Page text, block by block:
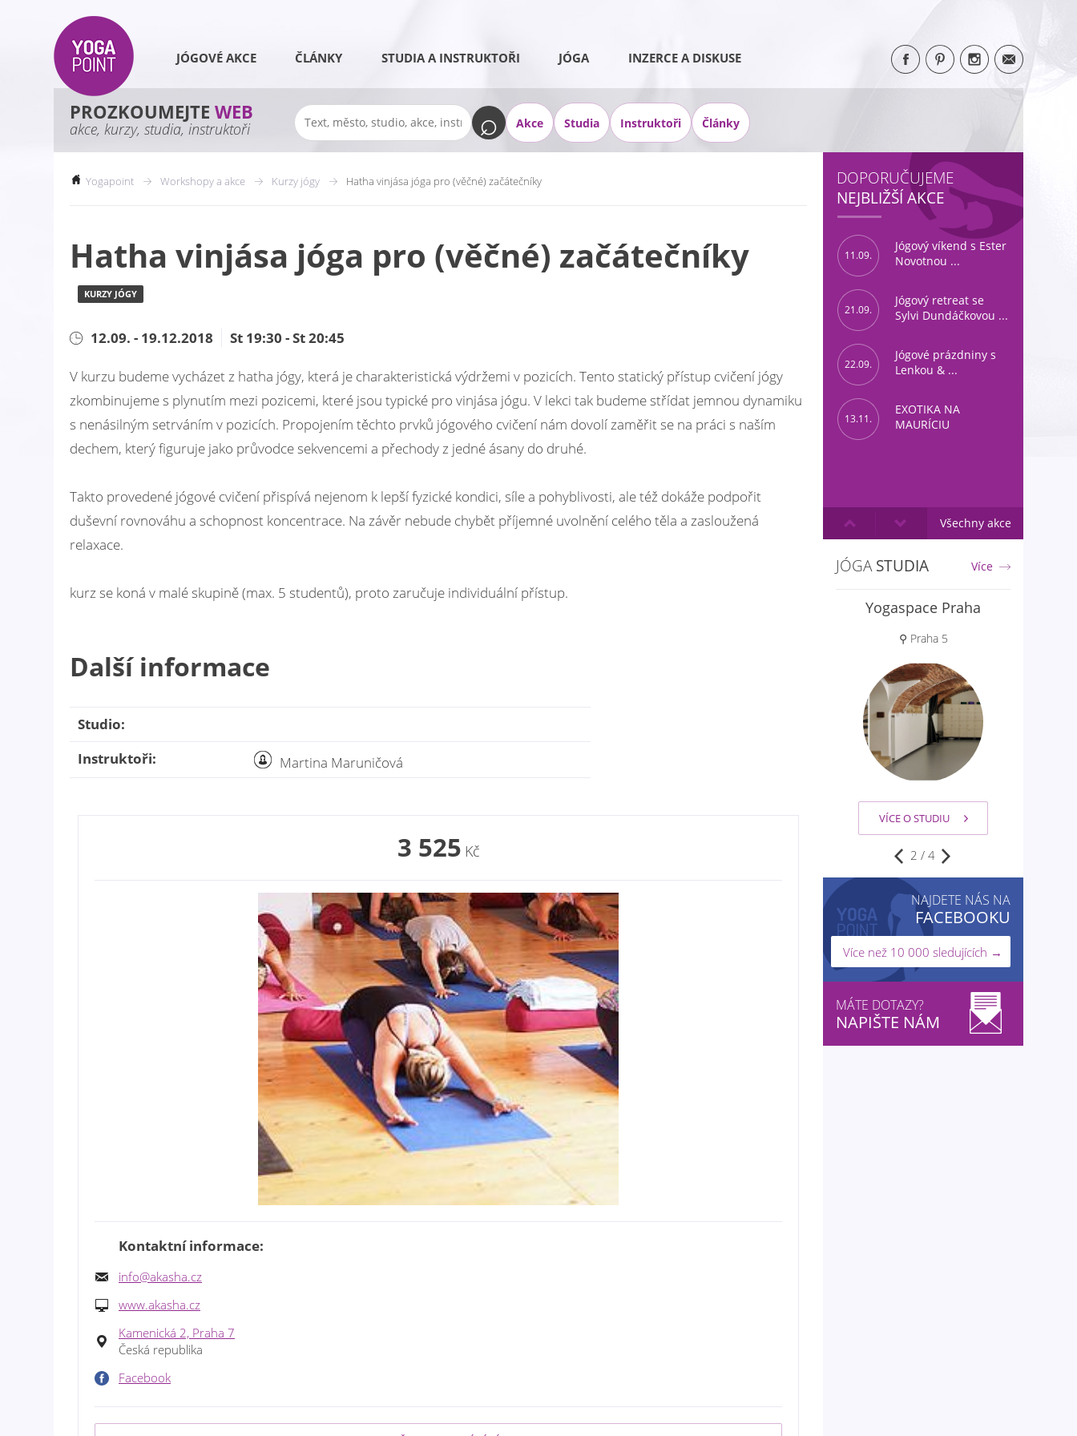
JÓGOVÉ AKCE ČLÁNKY STUDIA A INSTRUKTOŘI JÓGA INZERCE A DISKUSE
PROZKOUMEJTE WEB
akce, kurzy, studia, instruktoři Akce Studia Instruktoři Články
Yogapoint Workshopy a akce Kurzy jógy Hatha vinjása jóga pro (věčné) začátečníky
Hatha vinjása jóga pro (věčné) začátečníky
KURZY JÓGY
12.09. - 19.12.2018 St 19:30 - St 20:45
V kurzu budeme vycházet z hatha jógy, která je charakteristická výdržemi v pozicích. Tento statický přístup cvičení jógy
zkombinujeme s plynutím mezi pozicemi, které jsou typické pro vinjása jógu. V lekci tak budeme střídat jemnou dynamiku
s nenásilným setrváním v pozicích. Propojením těchto prvků jógového cvičení nám dovolí zaměřit se na práci s naším
dechem, který figuruje jako průvodce sekvencemi a přechody z jedné ásany do druhé.
Takto provedené jógové cvičení přispívá nejenom k lepší fyzické kondici, síle a pohyblivosti, ale též dokáže podpořit
duševní rovnováhu a schopnost koncentrace. Na závěr nebude chybět příjemné uvolnění celého těla a zasloužená
relaxace.
kurz se koná v malé skupině (max. 5 studentů), proto zaručuje individuální přístup.
Další informace
Studio:
Instruktoři:
Martina Maruničová
3 525 Kč
Kontaktní informace:
info@akasha.cz
www.akasha.cz
Kamenická 2, Praha 7
Česká republika
Facebook
DOPORUČUJEME
NEJBLIŽŠÍ AKCE
11.09.
Jógový víkend s Ester
Novotnou ...
21.09.
Jógový retreat se
Sylvi Dundáčkovou ...
22.09.
Jógové prázdniny s
Lenkou & ...
13.11.
EXOTIKA NA
MAURÍCIU
Všechny akce
JÓGASTUDIA Více
Yogaspace Praha
⚲ Praha 5
VÍCE O STUDIU
2 / 4
NAJDETE NÁS NA
FACEBOOKU
Více než 10 000 sledujících →
MÁTE DOTAZY?
NAPIŠTE NÁM